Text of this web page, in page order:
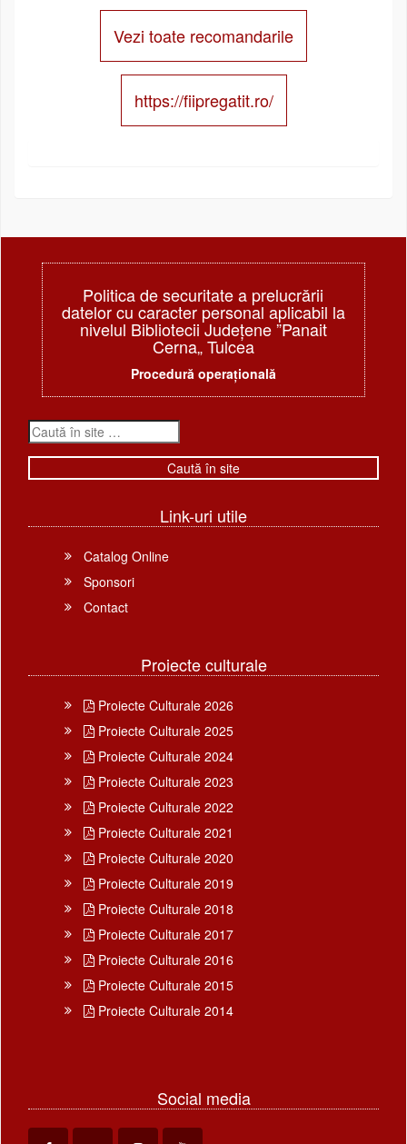
Vezi toate recomandarile
https://fiipregatit.ro/
Politica de securitate a prelucrării
datelor cu caracter personal aplicabil la
nivelul Bibliotecii Judeţene ”Panait
Cerna„ Tulcea
Procedură operațională
Link-uri utile
Catalog Online
Sponsori
Contact
Proiecte culturale
Proiecte Culturale 2026
Proiecte Culturale 2025
Proiecte Culturale 2024
Proiecte Culturale 2023
Proiecte Culturale 2022
Proiecte Culturale 2021
Proiecte Culturale 2020
Proiecte Culturale 2019
Proiecte Culturale 2018
Proiecte Culturale 2017
Proiecte Culturale 2016
Proiecte Culturale 2015
Proiecte Culturale 2014
Social media